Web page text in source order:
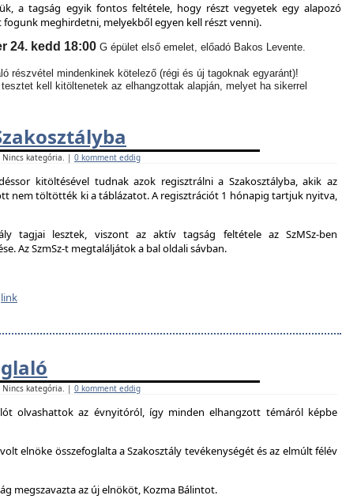
a tagság egyik fontos feltétele, hogy részt vegyetek egy alapozó
meghirdetni, melyekből egyen kell részt venni).
24. kedd 18:00 G épület első emelet, előadó Bakos Levente.
részvétel mindenkinek kötelező (régi és új tagoknak egyaránt)!
kell kitöltenetek az elhangzottak alapján, melyet ha sikerrel
kategória. | 0 komment eddig
kitöltésével tudnak azok regisztrálni a Szakosztályba, akik az
nem töltötték ki a táblázatot. A regisztrációt 1 hónapig tartjuk nyitva,
tagjai lesztek, viszont az aktív tagság feltétele az SzMSz-ben
Az SzmSz-t megtaláljátok a bal oldali sávban.
link
kategória. | 0 komment eddig
olvashattok az évnyitóról, így minden elhangzott témáról képbe
elnöke összefoglalta a Szakosztály tevékenységét és az elmúlt félév
megszavazta az új elnököt, Kozma Bálintot.